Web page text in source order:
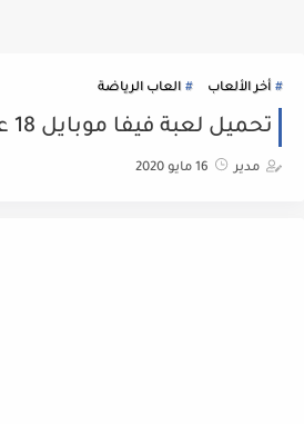
أخر الألعاب العاب الرياضة
تحميل لعبة فيفا موبايل 18 على الأندرويد
مدير 16 مايو 2020